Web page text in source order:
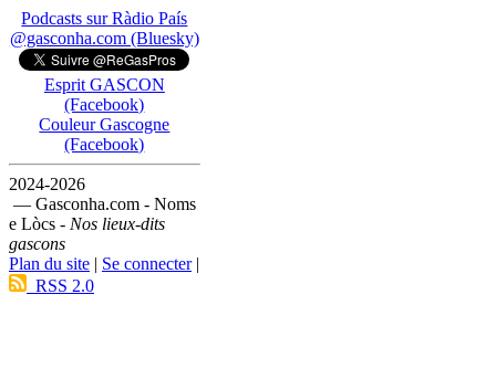
Podcasts sur Ràdio País
@gasconha.com (Bluesky)
Esprit GASCON
(Facebook)
Couleur Gascogne
(Facebook)
2024-2026
— Gasconha.com - Noms
e Lòcs - Nos lieux-dits
gascons
Plan du site | Se connecter|
RSS 2.0